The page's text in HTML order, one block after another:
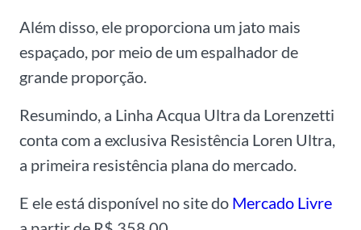
Além disso, ele proporciona um jato mais
espaçado, por meio de um espalhador de
grande proporção.
Resumindo, a Linha Acqua Ultra da Lorenzetti
conta com a exclusiva Resistência Loren Ultra,
a primeira resistência plana do mercado.
E ele está disponível no site do Mercado Livre